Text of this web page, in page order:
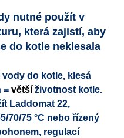
nutné použít v
která zajistí, aby
do kotle neklesala
do kotle, klesá
= větší životnost kotle.
Laddomat 22,
70/75 °C nebo řízený
regulací